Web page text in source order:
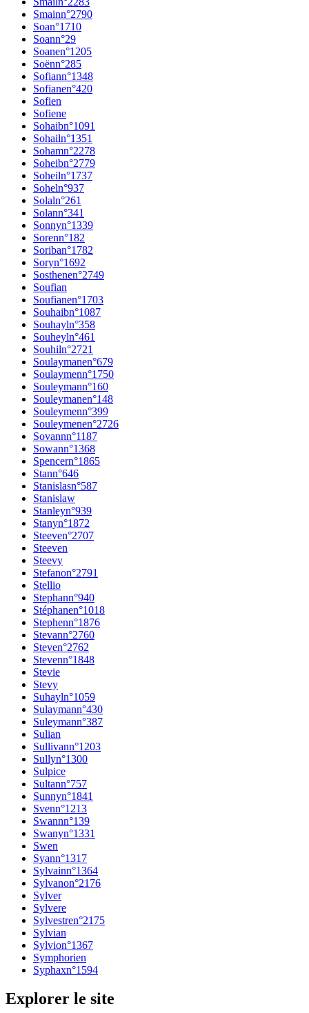
Smainn°2790
Soan°1710
Soann°29
Soanen°1205
Soënn°285
Sofiann°1348
Sofianen°420
Sofien
Sofiene
Sohaibn°1091
Sohailn°1351
Sohamn°2278
Soheibn°2779
Soheiln°1737
Soheln°937
Solaln°261
Solann°341
Sonnyn°1339
Sorenn°182
Soriban°1782
Soryn°1692
Sosthenen°2749
Soufian
Soufianen°1703
Souhaibn°1087
Souhayln°358
Souheyln°461
Souhiln°2721
Soulaymanen°679
Soulaymenn°1750
Souleymann°160
Souleymanen°148
Souleymenn°399
Souleymenen°2726
Sovannn°1187
Sowann°1368
Spencern°1865
Stann°646
Stanislasn°587
Stanislaw
Stanleyn°939
Stanyn°1872
Steeven°2707
Steeven
Steevy
Stefanon°2791
Stellio
Stephann°940
Stéphanen°1018
Stephenn°1876
Stevann°2760
Steven°2762
Stevenn°1848
Stevie
Stevy
Suhayln°1059
Sulaymann°430
Suleymann°387
Sulian
Sullivann°1203
Sullyn°1300
Sulpice
Sultann°757
Sunnyn°1841
Svenn°1213
Swannn°139
Swanyn°1331
Swen
Syann°1317
Sylvainn°1364
Sylvanon°2176
Sylver
Sylvere
Sylvestren°2175
Sylvian
Sylvion°1367
Symphorien
Syphaxn°1594
Explorer le site